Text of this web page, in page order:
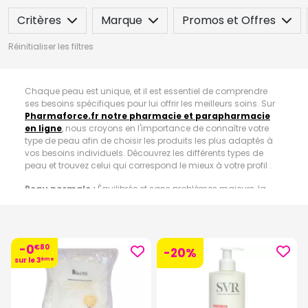
Critères Marque Promos et Offres
Réinitialiser les filtres
Chaque peau est unique, et il est essentiel de comprendre
ses besoins spécifiques pour lui offrir les meilleurs soins. Sur
Pharmaforce.fr notre pharmacie et parapharmacie
en ligne, nous croyons en l'importance de connaître votre
type de peau afin de choisir les produits les plus adaptés à
vos besoins individuels. Découvrez les différents types de
peau et trouvez celui qui correspond le mieux à votre profil :
Peau normale : Équilibrée et sans problèmes majeurs, la
Peau sèche :sujet à la sécheresse et aux tiraillements, la
peau sèche manque de lipides essentiels. Elle peut paraître
terne et rugueuse, et présenter des signes de desquamation.
Les produits hydratants riches en agents nourrissants sont
essentiels pour restaurer le confort et l'éclat de ce type de
-0€80
sur le 3ème -20%